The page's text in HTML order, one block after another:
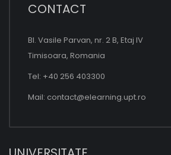
CONTACT
Bl. Vasile Parvan, nr. 2 B, Etaj IV
Timisoara, Romania
Tel: +40 256 403300
Mail: contact@elearning.upt.ro